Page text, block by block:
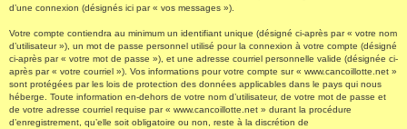
d’une connexion (désignés ici par « vos messages »).
Votre compte contiendra au minimum un identifiant unique (désigné ci-après par « votre nom
d’utilisateur »), un mot de passe personnel utilisé pour la connexion à votre compte (désigné
ci-après par « votre mot de passe »), et une adresse courriel personnelle valide (désignée ci-
après par « votre courriel »). Vos informations pour votre compte sur « www.cancoillotte.net »
sont protégées par les lois de protection des données applicables dans le pays qui nous
héberge. Toute information en-dehors de votre nom d’utilisateur, de votre mot de passe et
de votre adresse courriel requise par « www.cancoillotte.net » durant la procédure
d’enregistrement, qu’elle soit obligatoire ou non, reste à la discrétion de